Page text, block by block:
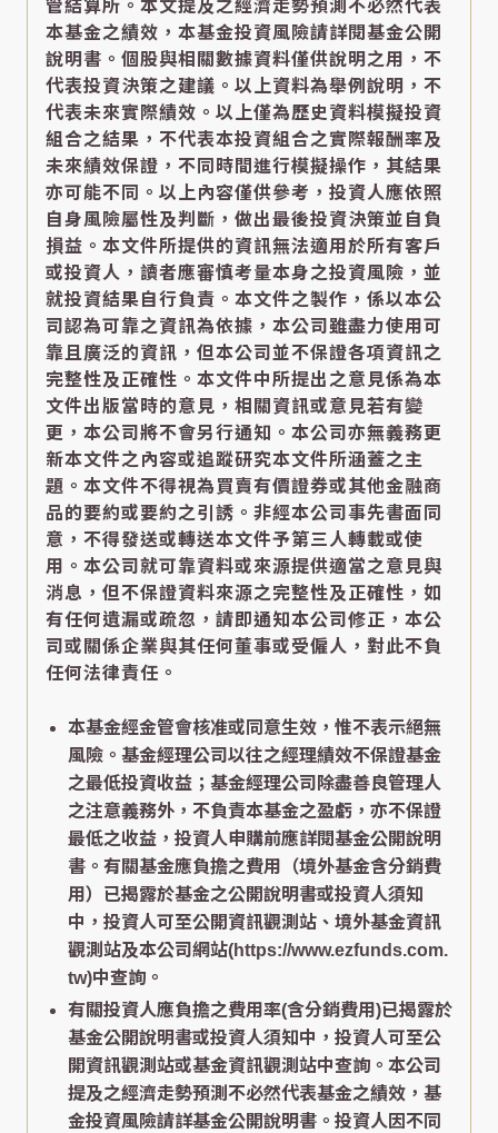
管結算所。本文提及之經濟走勢預測不必然代表
本基金之績效，本基金投資風險請詳閱基金公開
說明書。個股與相關數據資料僅供說明之用，不
代表投資決策之建議。以上資料為舉例說明，不
代表未來實際績效。以上僅為歷史資料模擬投資
組合之結果，不代表本投資組合之實際報酬率及
未來績效保證，不同時間進行模擬操作，其結果
亦可能不同。以上內容僅供參考，投資人應依照
自身風險屬性及判斷，做出最後投資決策並自負
損益。本文件所提供的資訊無法適用於所有客戶
或投資人，讀者應審慎考量本身之投資風險，並
就投資結果自行負責。本文件之製作，係以本公
司認為可靠之資訊為依據，本公司雖盡力使用可
靠且廣泛的資訊，但本公司並不保證各項資訊之
完整性及正確性。本文件中所提出之意見係為本
文件出版當時的意見，相關資訊或意見若有變
更，本公司將不會另行通知。本公司亦無義務更
新本文件之內容或追蹤研究本文件所涵蓋之主
題。本文件不得視為買賣有價證券或其他金融商
品的要約或要約之引誘。非經本公司事先書面同
意，不得發送或轉送本文件予第三人轉載或使
用。本公司就可靠資料或來源提供適當之意見與
消息，但不保證資料來源之完整性及正確性，如
有任何遺漏或疏忽，請即通知本公司修正，本公
司或關係企業與其任何董事或受僱人，對此不負
任何法律責任。
本基金經金管會核准或同意生效，惟不表示絕無
風險。基金經理公司以往之經理績效不保證基金
之最低投資收益；基金經理公司除盡善良管理人
之注意義務外，不負責本基金之盈虧，亦不保證
最低之收益，投資人申購前應詳閱基金公開說明
書。有關基金應負擔之費用（境外基金含分銷費
用）已揭露於基金之公開說明書或投資人須知
中，投資人可至公開資訊觀測站、境外基金資訊
觀測站及本公司網站(https://www.ezfunds.com.
tw)中查詢。
有關投資人應負擔之費用率(含分銷費用)已揭露於
基金公開說明書或投資人須知中，投資人可至公
開資訊觀測站或基金資訊觀測站中查詢。本公司
提及之經濟走勢預測不必然代表基金之績效，基
金投資風險請詳基金公開說明書。投資人因不同